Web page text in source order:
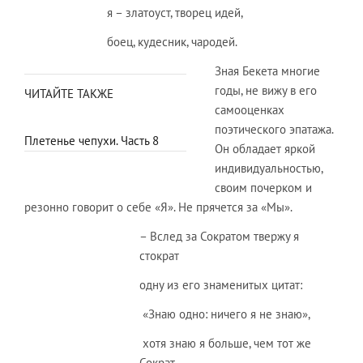
я – златоуст, творец идей,
боец, кудесник, чародей.
ЧИТАЙТЕ ТАКЖЕ
Плетенье чепухи. Часть 8
Зная Бекета многие
годы, не вижу в его
самооценках
поэтического эпатажа.
Он обладает яркой
индивидуальностью,
своим почерком и
резонно говорит о себе «Я». Не прячется за «Мы».
– Вслед за Сократом твержу я
стократ
одну из его знаменитых цитат:
«Знаю одно: ничего я не знаю»,
хотя знаю я больше, чем тот же